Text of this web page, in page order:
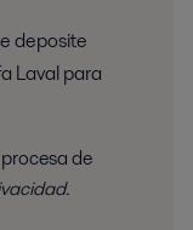
Laval para
de